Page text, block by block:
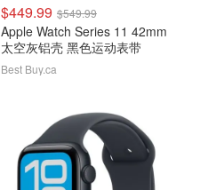
$449.99 $549.99
Apple Watch Series 11 42mm
太空灰铝壳 黑色运动表带
Best Buy.ca